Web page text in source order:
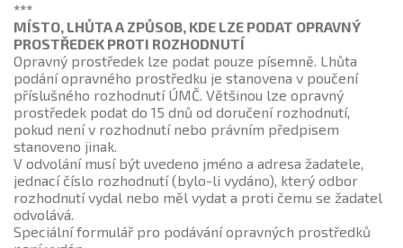
***
MÍSTO, LHŮTA A ZPŮSOB, KDE LZE PODAT OPRAVNÝ
PROSTŘEDEK PROTI ROZHODNUTÍ
Opravný prostředek lze podat pouze písemně. Lhůta
podání opravného prostředku je stanovena v poučení
příslušného rozhodnutí ÚMČ. Většinou lze opravný
prostředek podat do 15 dnů od doručení rozhodnutí,
pokud není v rozhodnutí nebo právním předpisem
stanoveno jinak.
V odvolání musí být uvedeno jméno a adresa žadatele,
jednací číslo rozhodnutí (bylo-li vydáno), který odbor
rozhodnutí vydal nebo měl vydat a proti čemu se žadatel
odvolává.
Speciální formulář pro podávání opravných prostředků